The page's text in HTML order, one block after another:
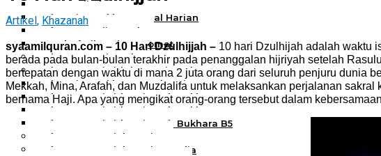
Quran Hijrah
Al-Qur’an Bukhara Amal Harian
Al Quran Haji Umrah
Mushaf Tilawah Maqomat
Al Quran Terjemah
Al Quran Tajwid dan Terjemah
Al-Qur’an Bukhara Amal Harian
Al Quran Tajwid Terjemah Bukhara A6
Al Quran Tajwid Terjemah Bukhara A5
Al Quran Tajwid Terjemah Bukhara B5
Al Quran Spesial Wanita
Al Quran Spesial Wanita Azalia
Artikel, Khazanah
syaamilquran.com – 10 Hari Dzulhijjah – 10 hari Dzulhijah adalah waktu
berada pada bulan-bulan terakhir pada penanggalan hijriyah setelah
bertepatan dengan waktu di mana 2 juta orang dari seluruh penjuru dunia
Mekkah, Mina, Arafah, dan Muzdalifa untuk melaksankan perjalanan sakral
bernama Haji. Apa yang mengikat orang-orang tersebut dalam